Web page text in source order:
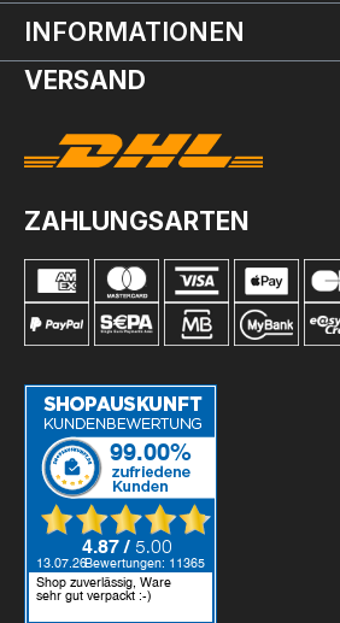
INFORMATIONEN
VERSAND
ZAHLUNGSARTEN